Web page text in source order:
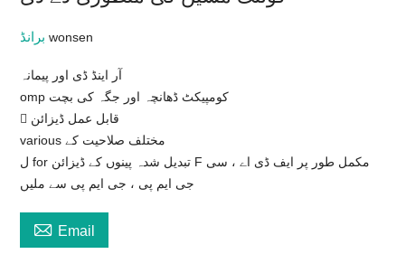
برانڈwonsen
آر اینڈ ڈی اور پیمانہ
omp کومپیکٹ ڈھانچہ اور جگہ کی بچت
 قابل عمل ڈیزائن
various مختلف صلاحیت کے
ل for تبدیل شدہ پینوں کے ڈیزائن F مکمل طور پر ایف ڈی اے ، سی
جی ایم پی ، جی ایم پی سے ملیں
 Email